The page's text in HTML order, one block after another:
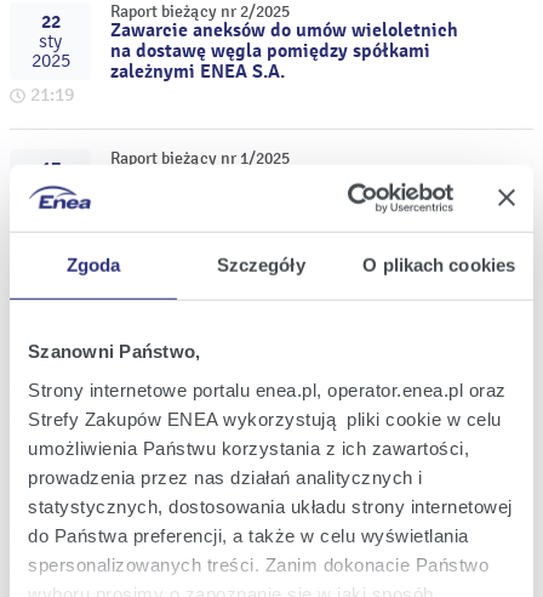
Zgoda Szczegóły O plikach cookies
Szanowni Państwo,
Strony internetowe portalu enea.pl, operator.enea.pl oraz
Strefy Zakupów ENEA wykorzystują pliki cookie w celu
umożliwienia Państwu korzystania z ich zawartości,
prowadzenia przez nas działań analitycznych i
statystycznych, dostosowania układu strony internetowej
do Państwa preferencji, a także w celu wyświetlania
spersonalizowanych treści. Zanim dokonacie Państwo
22
sty
2025
21:19
Raport bieżący nr 2/2025
Zawarcie aneksów do umów wieloletnich
na dostawę węgla pomiędzy spółkami
zależnymi ENEA S.A.
17
sty
2025
Raport bieżący nr 1/2025
Zwołanie Nadzwyczajnego Walnego
Zgromadzenia ENEA S.A. na dzień 13
2024
15:20
Raport bieżący nr 38/2024
PSE wstępnych wyników aukcji rynku
mocy na 2029 rok
12
gru
2024
17:19
Raport bieżący nr 37/2024
Informacja w sprawie wyniku aukcji rynku
mocy na 2029 rok